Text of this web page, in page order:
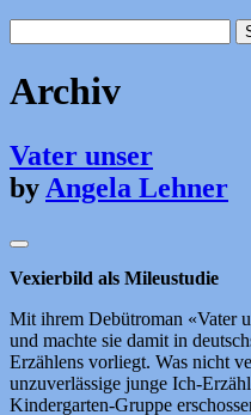
nach:
Archiv
Vater unser
by Angela Lehner
Vexierbild als Mileustudie
Mit ihrem Debütroman «Vater
und machte sie damit in
Erzählens vorliegt. Was nicht
unzuverlässige junge Ich-
Kindergarten-Gruppe